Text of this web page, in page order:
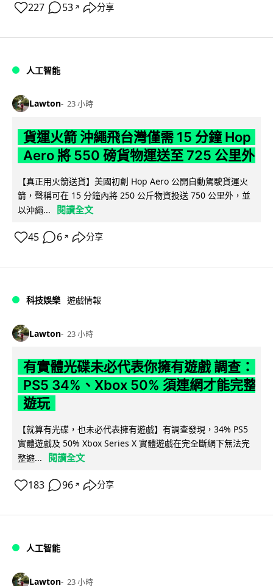
227 53 ↗ 分享
人工智能
Lawton 23 小時
貨運火箭 沖繩飛台灣僅需 15 分鐘 Hop
Aero 將 550 磅貨物運送至 725 公里外
【真正用火箭送貨】美國初創 Hop Aero 公開自動駕駛貨運火
箭，聲稱可在 15 分鐘內將 250 公斤物資投送 750 公里外，並
以沖繩...
閱讀全文
45 6 ↗ 分享
科技娛樂 遊戲情報
Lawton 23 小時
有實體光碟未必代表你擁有遊戲 調查：
PS5 34%、Xbox 50% 須連網才能完整
遊玩
【就算有光碟，也未必代表擁有遊戲】有調查發現，34% PS5
實體遊戲及 50% Xbox Series X 實體遊戲在完全斷網下無法完
整遊...
閱讀全文
183 96 ↗ 分享
人工智能
Lawton 23 小時